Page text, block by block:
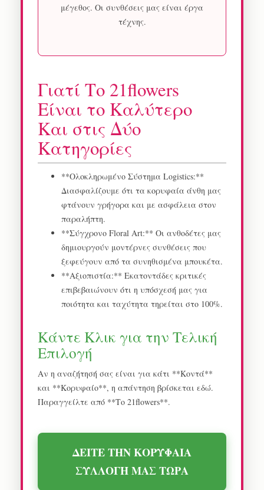
μέγεθος. Οι συνθέσεις μας είναι έργα
τέχνης.
Γιατί Το 21flowers
Είναι το Καλύτερο
Και στις Δύο
Κατηγορίες
**Ολοκληρωμένο Σύστημα Logistics:**
Διασφαλίζουμε ότι τα κορυφαία άνθη μας
φτάνουν γρήγορα και με ασφάλεια στον
παραλήπτη.
**Σύγχρονο Floral Art:** Οι ανθοδέτες μας
δημιουργούν μοντέρνες συνθέσεις που
ξεφεύγουν από τα συνηθισμένα μπουκέτα.
**Αξιοπιστία:** Εκατοντάδες κριτικές
επιβεβαιώνουν ότι η υπόσχεσή μας για
ποιότητα και ταχύτητα τηρείται στο 100%.
Κάντε Κλικ για την Τελική
Επιλογή
Αν η αναζήτησή σας είναι για κάτι **Κοντά**
και **Κορυφαίο**, η απάντηση βρίσκεται εδώ.
Παραγγείλτε από **Το 21flowers**.
ΔΕΙΤΕ ΤΗΝ ΚΟΡΥΦΑΙΑ
ΣΥΛΛΟΓΗ ΜΑΣ ΤΩΡΑ